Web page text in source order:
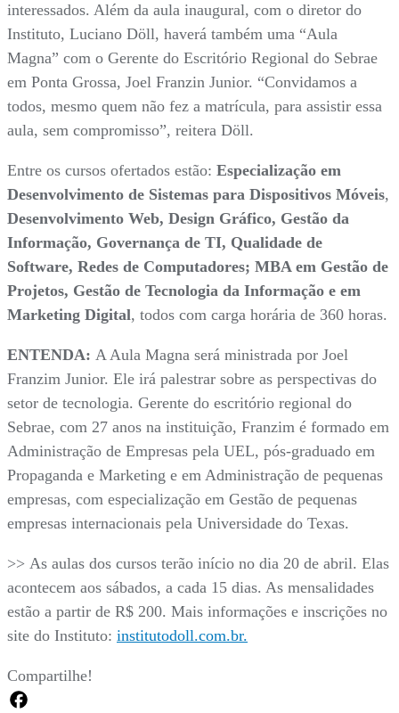
interessados. Além da aula inaugural, com o diretor do
Instituto, Luciano Döll, haverá também uma “Aula
Magna” com o Gerente do Escritório Regional do Sebrae
em Ponta Grossa, Joel Franzin Junior. “Convidamos a
todos, mesmo quem não fez a matrícula, para assistir essa
aula, sem compromisso”, reitera Döll.
Entre os cursos ofertados estão: Especialização em
Desenvolvimento de Sistemas para Dispositivos Móveis,
Desenvolvimento Web, Design Gráfico, Gestão da
Informação, Governança de TI, Qualidade de
Software, Redes de Computadores; MBA em Gestão de
Projetos, Gestão de Tecnologia da Informação e em
Marketing Digital, todos com carga horária de 360 horas.
ENTENDA: A Aula Magna será ministrada por Joel
Franzim Junior. Ele irá palestrar sobre as perspectivas do
setor de tecnologia. Gerente do escritório regional do
Sebrae, com 27 anos na instituição, Franzim é formado em
Administração de Empresas pela UEL, pós-graduado em
Propaganda e Marketing e em Administração de pequenas
empresas, com especialização em Gestão de pequenas
empresas internacionais pela Universidade do Texas.
>> As aulas dos cursos terão início no dia 20 de abril. Elas
acontecem aos sábados, a cada 15 dias. As mensalidades
estão a partir de R$ 200. Mais informações e inscrições no
site do Instituto: institutodoll.com.br.
Compartilhe!